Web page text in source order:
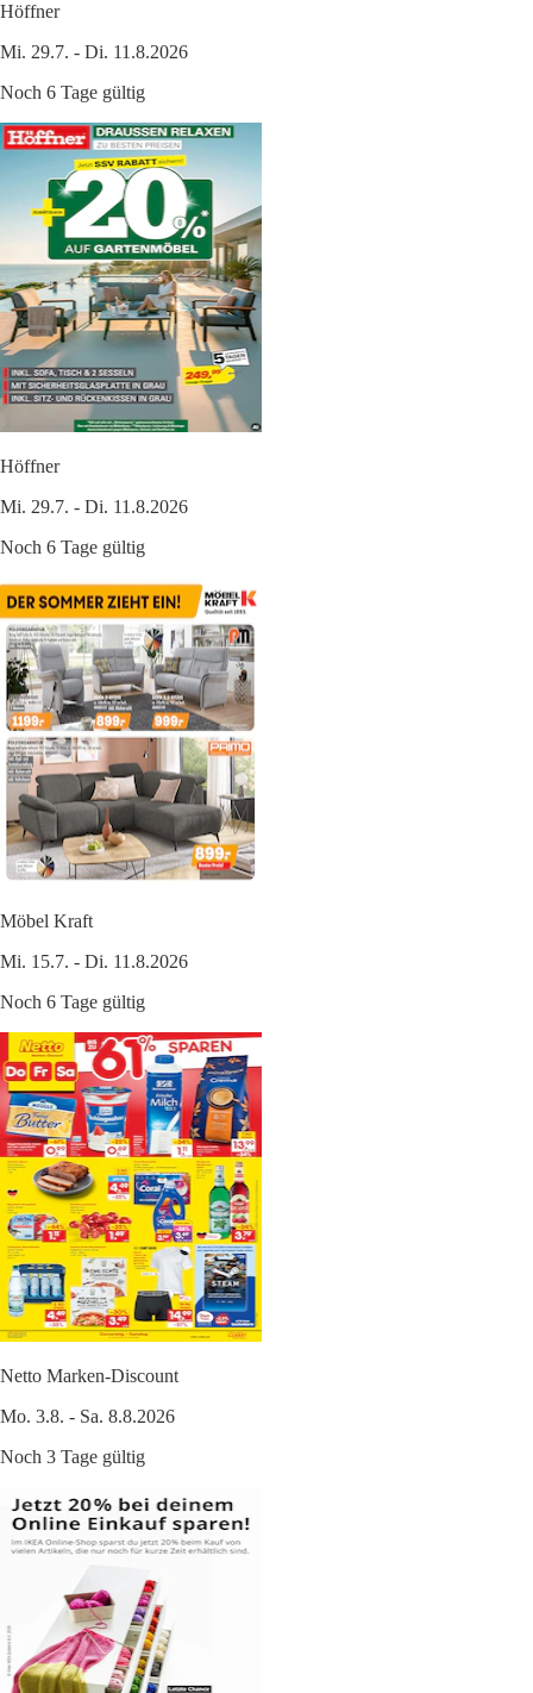
Höffner
Mi. 29.7. - Di. 11.8.2026
Noch 6 Tage gültig
Höffner
Mi. 29.7. - Di. 11.8.2026
Noch 6 Tage gültig
Möbel Kraft
Mi. 15.7. - Di. 11.8.2026
Noch 6 Tage gültig
Netto Marken-Discount
Mo. 3.8. - Sa. 8.8.2026
Noch 3 Tage gültig